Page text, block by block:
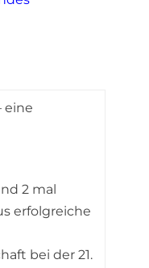
eine
2 mal
erfolgreiche
bei der 21.